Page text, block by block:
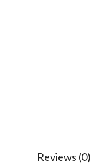
Reviews (0)